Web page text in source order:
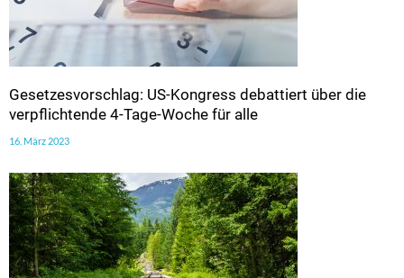
Gesetzesvorschlag: US-Kongress debattiert über die
verpflichtende 4-Tage-Woche für alle
16. März 2023